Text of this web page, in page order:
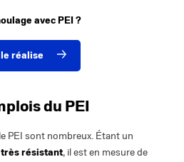
avec PEI ?
réalise
du PEI
PEI sont nombreux. Étant un
résistant, il est en mesure de